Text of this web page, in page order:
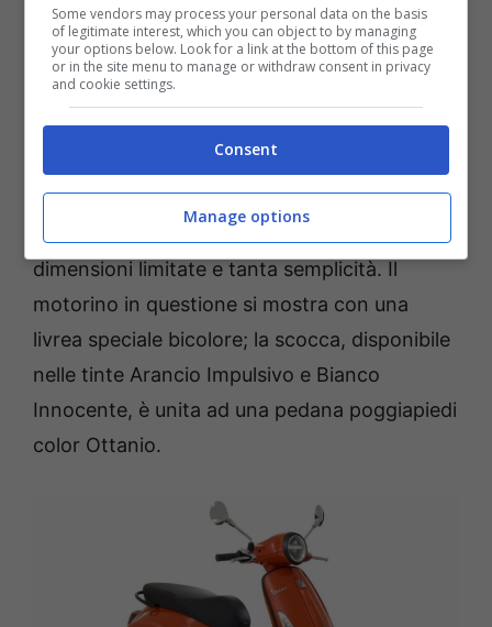
Vespa Piaggio. Si amplia infatti la gamma
Vespa. Dopo la presentazione ad EICMA
2022 delle nuove GTS e GTV, è arrivato il
momento di svelare anche lanuova Vespa
Primavera Color Vibe. Si tratta di una serie
speciale che rappresenta un omaggio
all’universo Vespa, trasmettendo leggerezza,
dimensioni limitate e tanta semplicità. Il
motorino in questione si mostra con una
livrea speciale bicolore; la scocca, disponibile
nelle tinte Arancio Impulsivo e Bianco
Innocente, è unita ad una pedana poggiapiedi
color Ottanio.
Some vendors may process your personal data on the basis
of legitimate interest, which you can object to by managing
your options below. Look for a link at the bottom of this page
or in the site menu to manage or withdraw consent in privacy
and cookie settings.
Consent
Manage options